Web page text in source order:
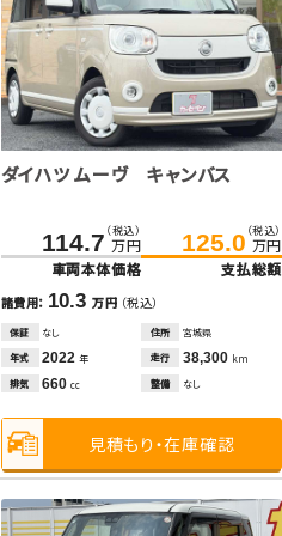
ダイハツ ムーヴ キャンバス
114.7 （税込）
万円
車両本体価格
125.0 （税込）
万円
支払総額
諸費用： 10.3 万円 （税込）
保証 なし 住所
宮城県
年式
2022 年 走行 38,300 km
排気
660 cc 整備 なし
見積もり・在庫確認